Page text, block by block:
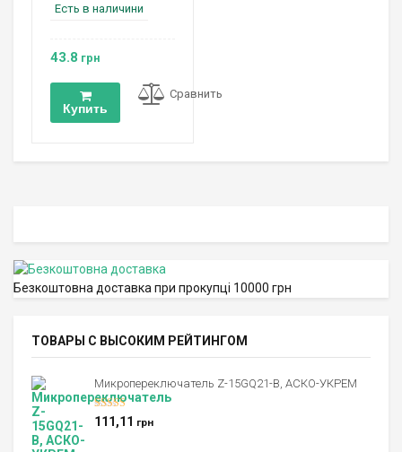
Есть в наличини
43.8 грн
Купить
Сравнить
Безкоштовна доставка при прокупці 10000 грн
ТОВАРЫ С ВЫСОКИМ РЕЙТИНГОМ
Микропереключатель Z-15GQ21-B, АСКО-УКРЕМ
Оценка5.00
из 5
111,11 грн